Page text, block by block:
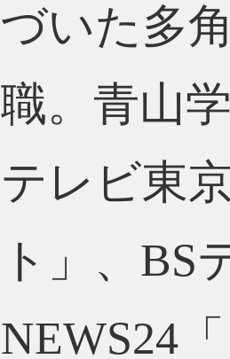
づいた多
職。青山
テレビ東
ト」、BS
NEWS24